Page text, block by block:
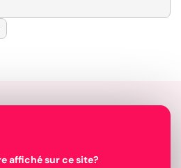
affiché sur ce site?